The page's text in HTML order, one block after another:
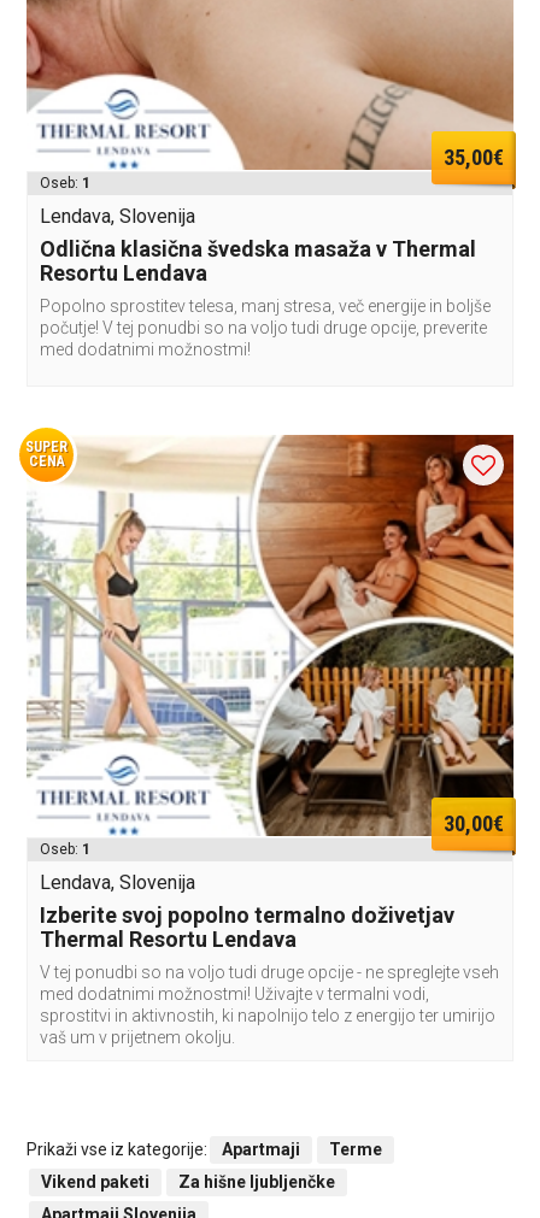
35,00€
Oseb: 1
Lendava, Slovenija
Odlična klasična švedska masaža v Thermal
Resortu Lendava
Popolno sprostitev telesa, manj stresa, več energije in boljše
počutje! V tej ponudbi so na voljo tudi druge opcije, preverite
med dodatnimi možnostmi!
SUPER
CENA
30,00€
Oseb: 1
Lendava, Slovenija
Izberite svoj popolno termalno doživetjav
Thermal Resortu Lendava
V tej ponudbi so na voljo tudi druge opcije - ne spreglejte vseh
med dodatnimi možnostmi! Uživajte v termalni vodi,
sprostitvi in aktivnostih, ki napolnijo telo z energijo ter umirijo
vaš um v prijetnem okolju.
Prikaži vse iz kategorije: Apartmaji
Terme
Vikend paketi
Za hišne ljubljenčke